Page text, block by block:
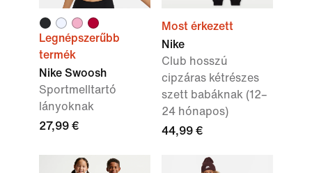
Legnépszerűbb
termék
Nike Swoosh
Sportmelltartó
lányoknak
27,99 €
Most érkezett
Nike
Club hosszú
cipzáras kétrészes
szett babáknak (12–
24 hónapos)
44,99 €